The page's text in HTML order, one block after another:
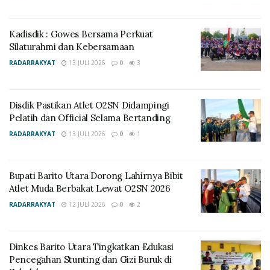
Dikatakannya, Dinas Siptaka merupakan institusi
pemerintah yang sangat dekat pengelolaan informasi
penyelenggaraan kegiatannya. Aplikasi Srikandi ini
adalah sistem informasi kesrsipan dinamis terintegrasi
yang dikembangkan oleh Kemenpan dan RB, ANRI,
Kementerian Kominfo dan Badan Siber Sandi Negara
“Digitalisasi pengarsipan diwujudkan dalam aplikasi
sistem informasi kearsipan dinamis terintegrasi yang
hadir untuk menciptakan tata kelola pemerintahan
Lebih lanjut Pj Bupati, peraturan Kepala Kearsipan
Kadisdik : Gowes Bersama Perkuat
Silaturahmi dan Kebersamaan
RADARRAKYAT 13 JULI 2026 0 3
Disdik Pastikan Atlet O2SN Didampingi
Pelatih dan Official Selama Bertanding
RADARRAKYAT 13 JULI 2026 0 1
Bupati Barito Utara Dorong Lahirnya Bibit
Atlet Muda Berbakat Lewat O2SN 2026
RADARRAKYAT 12 JULI 2026 0 2
Dinkes Barito Utara Tingkatkan Edukasi
Pencegahan Stunting dan Gizi Buruk di